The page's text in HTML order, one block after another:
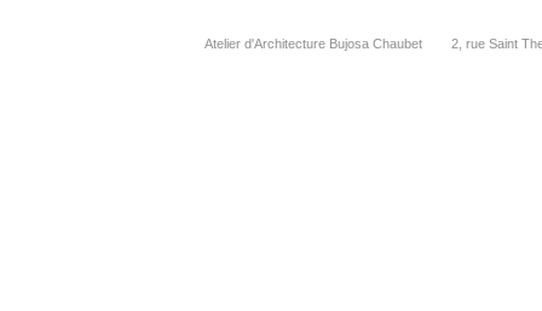
Atelier d'Architecture Bujosa Chaubet 2, rue Saint